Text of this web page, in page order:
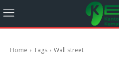
Home Tags Wall street